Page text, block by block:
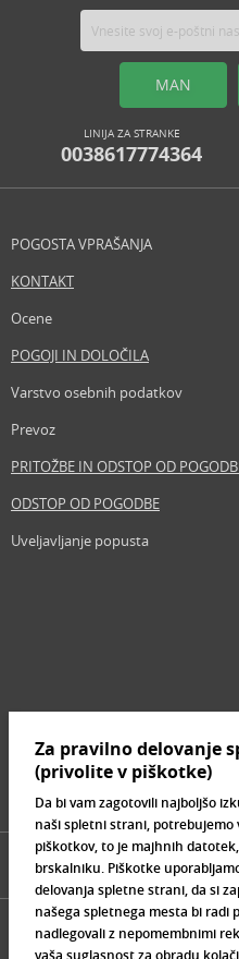
MAN
LINIJA ZA STRANKE
0038617774364
POGOSTA VPRAŠANJA
KONTAKT
Ocene
POGOJI IN DOLOČILA
Varstvo osebnih podatkov
Prevoz
PRITOŽBE IN ODSTOP OD
ODSTOP OD POGODBE
Uveljavljanje popusta
Znamke, ki se prodajajo
Za pravilno delovanje
(privolite v piškotke)
Da bi vam zagotovili najboljšo
naši spletni strani, potrebujemo
piškotkov, to je majhnih
brskalniku. Piškotke
delovanja spletne strani, da si
našega spletnega mesta bi radi
nadlegovali z nepomembnimi